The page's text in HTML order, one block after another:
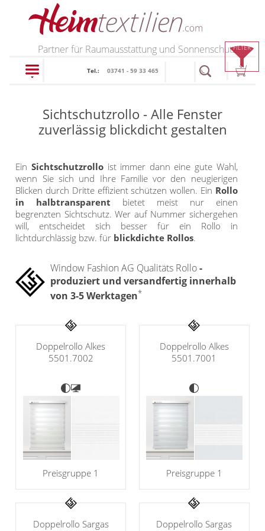
PRODUKTE
Plissee
Faltstores in
Standardgrößen
Wabenplissee
Verdunklungsplissee
Outdoor-Plissees
Plissee mit Muster
Plissee günstig
Bildergalerie
Plissee Modelle
Plissee Befestigungen
Plissee Messanleitung
Plissee Waschanleitung
Schienensysteme
Zubehör / Ersatzteile
Rollos nach Maß
Rollos in Standardgrößen
Thermo Rollo
Doppelrollo
Klemmrollo
Rollo Kinderzimmer
Rollo mit Motiv & Muster
Rollo ausmessen
Rollo Ersatzteile &
Zubehör
Dachfenster Rollo
Raffrollo
Raffrollos nach Maß
Raffrollos günstig
Flächenvorhang
Flächenvorhang nach
Lamellenvorhang
Partner für Raumausstattung und Sonnenschutz
Tel.: 03741 - 59 33 465
FILTER
Sichtschutzrollo - Alle Fenster
zuverlässig blickdicht gestalten
EinSichtschutzrollo ist immer dann eine gute Wahl,
wenn Sie sich und Ihre Familie vor den neugierigen
Blicken durch Dritte effizient schützen wollen. Ein Rollo
in halbtransparent bietet meist nur einen
begrenzten Sichtschutz. Wer auf Nummer sichergehen
will, entscheidet sich besser für ein Rollo in
lichtdurchlässig bzw. für blickdichte Rollos.
Window Fashion AG Qualitäts Rollo-
produziert und versandfertig innerhalb
von 3-5 Werktagen*
Doppelrollo Alkes
5501.7002
Preisgruppe 1
Doppelrollo Alkes
5501.7001
Preisgruppe 1
Doppelrollo Sargas
Doppelrollo Sargas